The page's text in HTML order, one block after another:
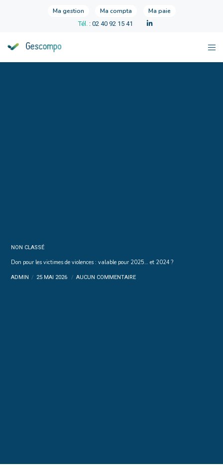
Ma gestion Ma compta Ma paie
Tél. : 02 40 92 15 41
NON CLASSÉ
Don pour les victimes de violences : valable pour 2025… et 2024 ?
ADMIN 25 MAI 2026 AUCUN COMMENTAIRE